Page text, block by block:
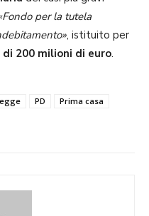
per la tutela
, istituito per
di 200 milioni di euro.
PD
Prima casa